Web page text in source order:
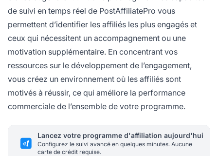
de suivi en temps réel de PostAffiliatePro vous
permettent d’identifier les affiliés les plus engagés et
ceux qui nécessitent un accompagnement ou une
motivation supplémentaire. En concentrant vos
ressources sur le développement de l’engagement,
vous créez un environnement où les affiliés sont
motivés à réussir, ce qui améliore la performance
commerciale de l’ensemble de votre programme.
Lancez votre programme d'affiliation aujourd'hui
Configurez le suivi avancé en quelques minutes. Aucune
carte de crédit requise.